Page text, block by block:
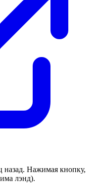
назад. Нажимая кнопку,
лэнд).